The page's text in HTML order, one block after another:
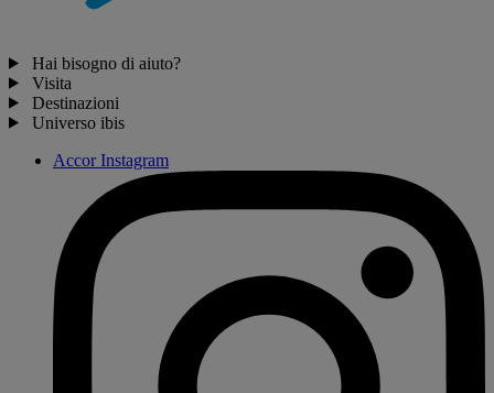
Hai bisogno di aiuto?
Visita
Destinazioni
Universo ibis
Accor Instagram